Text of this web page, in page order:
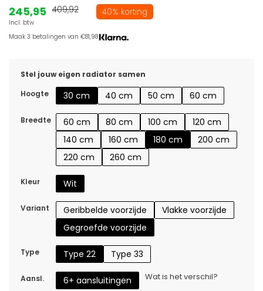
245,95
Incl. btw
409,92 40% korting
Maak 3 betalingen van €81,98.
Stel jouw eigen radiator samen
Hoogte
30 cm 40 cm 50 cm 60 cm
Breedte 60 cm 80 cm 100 cm
120 cm
140 cm
160 cm 180 cm
200 cm
220 cm
260 cm
Kleur Wit
Variant Geribbelde voorzijde
Vlakke voorzijde
Gegroefde voorzijde
Type Type 22 Type 33
Aansl. 6+ aansluitingen Wat is het verschil?